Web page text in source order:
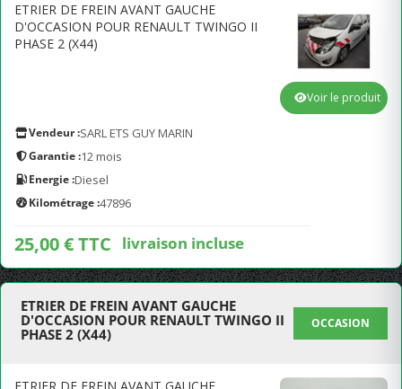
ETRIER DE FREIN AVANT GAUCHE
D'OCCASION POUR RENAULT TWINGO II
PHASE 2 (X44)
Vendeur :SARL ETS GUY MARIN
Garantie :12 mois
Energie :Diesel
Kilométrage :47896
25,00 € TTC livraison incluse
Voir le produit
ETRIER DE FREIN AVANT GAUCHE
D'OCCASION POUR RENAULT TWINGO II
PHASE 2 (X44)
OCCASION